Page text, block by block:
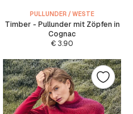
PULLUNDER / WESTE
Timber - Pullunder mit Zöpfen in
Cognac
€3.90